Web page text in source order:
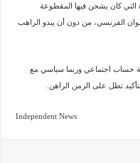
التي كان يشحن فيها المقطوعة
الفرنسي، من دون أن يبدو الراهب
حساب اجتماعي وربما سياسي مع
تطل على الزمن الراهن.
Independent News